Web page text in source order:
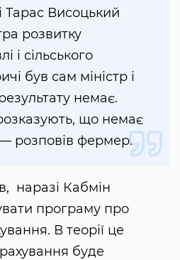
Тарас Висоцький
розвитку
і сільського
був сам міністр і
немає.
що немає
розповів фермер.
наразі Кабмін
програму про
В теорії це
буде